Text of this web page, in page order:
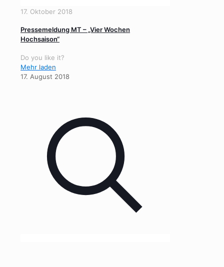
17. Oktober 2018
Pressemeldung MT – „Vier Wochen
Hochsaison“
Do you like it?
Mehr laden
17. August 2018